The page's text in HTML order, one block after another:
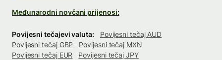
Međunarodni novčani prijenosi:
Povijesni tečajevi valuta:
Povijesni tečaj AUD
Povijesni tečaj GBP
Povijesni tečaj MXN
Povijesni tečaj EUR
Povijesni tečaj JPY